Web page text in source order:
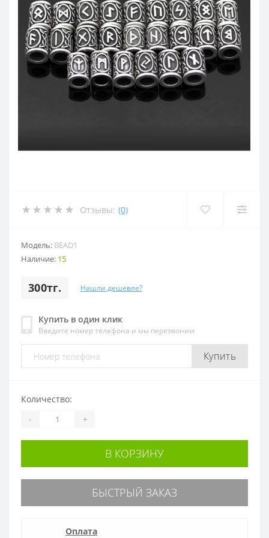
Отзывы: (0)
Модель: BEAD1
Наличие: 15
300тг. Нашли дешевле?
Купить в один клик
Введите номер телефона и мы перезвоним
Купить
Количество:
- +
В КОРЗИНУ
БЫСТРЫЙ ЗАКАЗ
Оплата